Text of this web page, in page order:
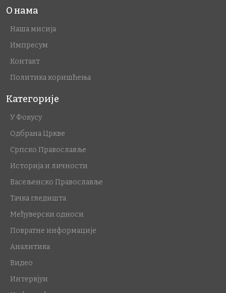
О нама
Наша мисија
Импресум
Контакт
Политика коришћења
Категорије
У Фокусу
Одбрана Цркве
Српско Православље
Историја и личности
Васељенско Православље
Тачка гледишта
Међуверски односи
Повратне информације
Аналитика
Видео
Интервјуи